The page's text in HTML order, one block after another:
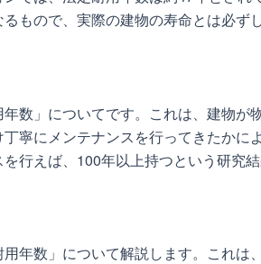
もので、実際の建物の寿命とは必ず
数」についてです。これは、建物
寧にメンテナンスを行ってきたか
行えば、100年以上持つという研究
年数」について解説します。これ